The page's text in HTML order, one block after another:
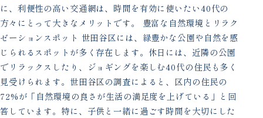
に、利便性の高い交通網は、時間を有効に使いたい40代の
方々にとって大きなメリットです。 豊富な自然環境とリラク
ゼーションスポット 世田谷区には、緑豊かな公園や自然を感
じられるスポットが多く存在します。休日には、近隣の公園
でリラックスしたり、ジョギングを楽しむ40代の住民も多く
見受けられます。世田谷区の調査によると、区内の住民の
72%が「自然環境の良さが生活の満足度を上げている」と回
答しています。特に、子供と一緒に過ごす時間を大切にした